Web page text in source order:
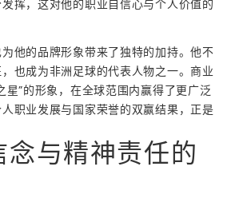
挥，这对他的职业自信心与个人价值的
他的品牌形象带来了独特的加持。他不
也成为非洲足球的代表人物之一。商业
星”的形象，在全球范围内赢得了更广泛
职业发展与国家荣誉的双赢结果，正是
与精神责任的